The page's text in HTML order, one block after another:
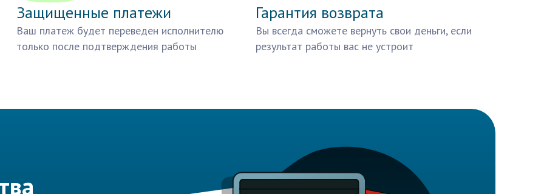
Защищенные платежи
Ваш платеж будет переведен исполнителю
только после подтверждения работы
Гарантия возврата
Вы всегда сможете вернуть свои деньги, если
результат работы вас не устроит